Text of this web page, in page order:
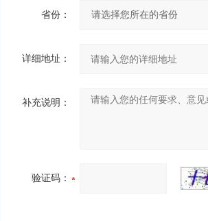
省份：
详细地址：
补充说明：
验证码：